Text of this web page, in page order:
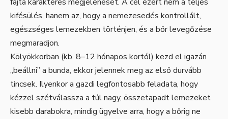
kifésülés, hanem az, hogy a nemezesedés kontrollált,
egészséges lemezekben történjen, és a bőr levegőzése
megmaradjon.
Kölyökkorban (kb. 8–12 hónapos kortól) kezd el igazán
„beállni” a bunda, ekkor jelennek meg az első durvább
tincsek. Ilyenkor a gazdi legfontosabb feladata, hogy
kézzel szétválassza a túl nagy, összetapadt lemezeket
kisebb darabokra, mindig ügyelve arra, hogy a bőrig ne